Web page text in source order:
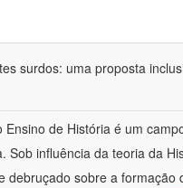
surdos: uma proposta
de História é um
influência da teoria da
sobre a formação